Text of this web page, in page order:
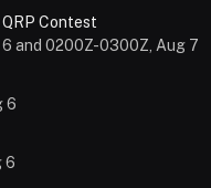
Contest
and 0200Z-0300Z, Aug 7
6
6